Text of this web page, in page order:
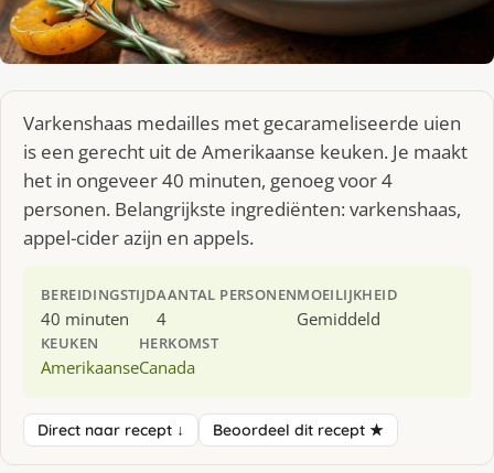
Varkenshaas medailles met gecarameliseerde uien
is een gerecht uit de Amerikaanse keuken. Je maakt
het in ongeveer 40 minuten, genoeg voor 4
personen. Belangrijkste ingrediënten: varkenshaas,
appel-cider azijn en appels.
BEREIDINGSTIJD
40 minuten
AANTAL PERSONEN
4
MOEILIJKHEID
Gemiddeld
KEUKEN
Amerikaanse
HERKOMST
Canada
Direct naar recept ↓ Beoordeel dit recept ★